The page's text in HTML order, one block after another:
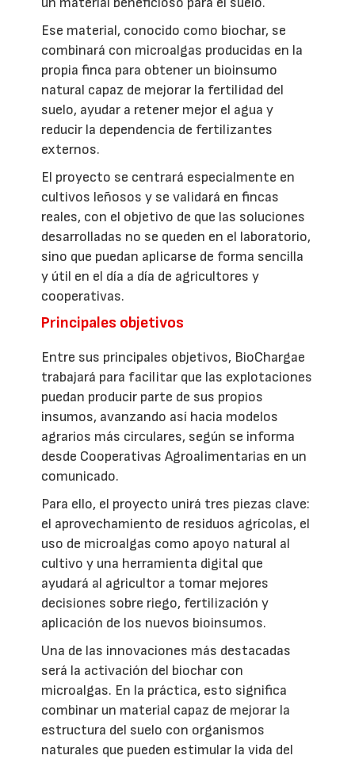
Ese material, conocido como biochar, se
combinará con microalgas producidas en la
propia finca para obtener un bioinsumo
natural capaz de mejorar la fertilidad del
suelo, ayudar a retener mejor el agua y
reducir la dependencia de fertilizantes
externos.
El proyecto se centrará especialmente en
cultivos leñosos y se validará en fincas
reales, con el objetivo de que las soluciones
desarrolladas no se queden en el laboratorio,
sino que puedan aplicarse de forma sencilla
y útil en el día a día de agricultores y
cooperativas.
Principales objetivos
Entre sus principales objetivos, BioChargae
trabajará para facilitar que las explotaciones
puedan producir parte de sus propios
insumos, avanzando así hacia modelos
agrarios más circulares, según se informa
desde Cooperativas Agroalimentarias en un
comunicado.
Para ello, el proyecto unirá tres piezas clave:
el aprovechamiento de residuos agrícolas, el
uso de microalgas como apoyo natural al
cultivo y una herramienta digital que
ayudará al agricultor a tomar mejores
decisiones sobre riego, fertilización y
aplicación de los nuevos bioinsumos.
Una de las innovaciones más destacadas
será la activación del biochar con
microalgas. En la práctica, esto significa
combinar un material capaz de mejorar la
estructura del suelo con organismos
naturales que pueden estimular la vida del